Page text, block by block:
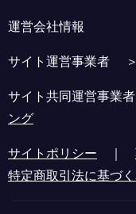
運営会社情報
サイト運営事業者 ＞
サイト共同運営事業
ング
サイトポリシー ｜
特定商取引法に基づ